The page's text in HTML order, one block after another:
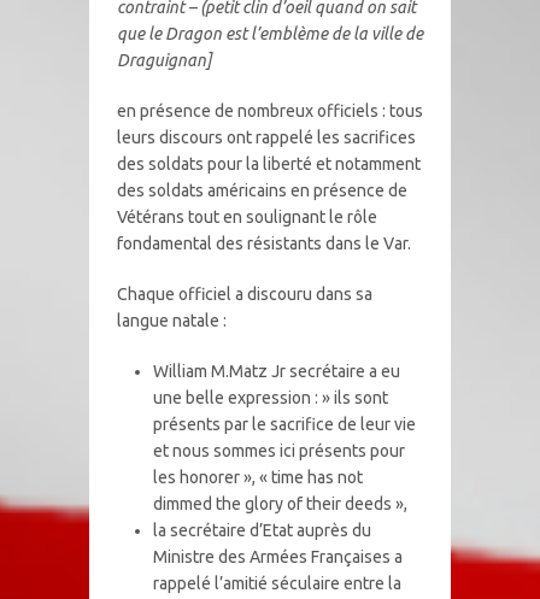
contraint – (petit clin d’oeil quand on sait
que le Dragon est l’emblème de la ville de
Draguignan]
en présence de nombreux officiels : tous
leurs discours ont rappelé les sacrifices
des soldats pour la liberté et notamment
des soldats américains en présence de
Vétérans tout en soulignant le rôle
fondamental des résistants dans le Var.
Chaque officiel a discouru dans sa
langue natale :
William M.Matz Jr secrétaire a eu
une belle expression : » ils sont
présents par le sacrifice de leur vie
et nous sommes ici présents pour
les honorer », « time has not
dimmed the glory of their deeds »,
la secrétaire d’Etat auprès du
Ministre des Armées Françaises a
rappelé l’amitié séculaire entre la